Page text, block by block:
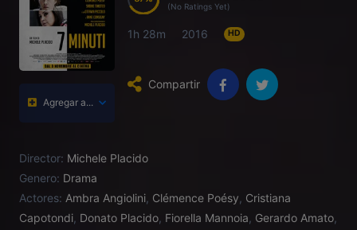
Agregar a...
(No Ratings Yet)
1h 28m 2016 HD
Compartir
Director: Michele Placido
Genero: Drama
Actores: Ambra Angiolini Clémence Poésy Cristiana
Capotondi Donato Placido Fiorella Mannoia Gerardo Amato